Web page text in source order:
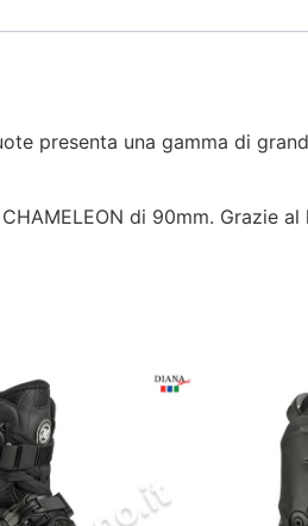
presenta una gamma di
di 90mm. Grazie al